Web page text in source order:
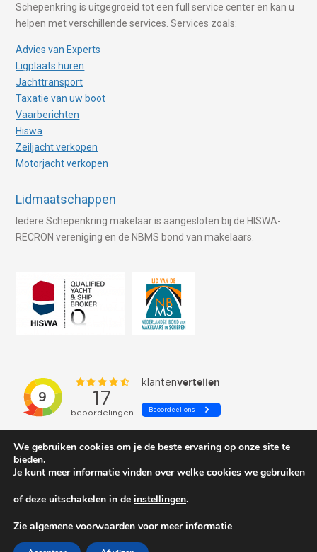
Schepenkring is uitgegroeid tot een full service center en kan u
helpen met verschillende services. Services zoals:
Advies van Experts
Ligplaats huren
Jachttransport
Taxatie van uw boot
Vaarberichten
Hiswa
Zeiljacht verkopen
Motorjacht verkopen
Lidmaatschappen
Iedere Schepenkring makelaar is aangesloten bij de HISWA-
RECRON vereniging en de NBMS bond van makelaars.
We gebruiken cookies om je de beste ervaring op onze site te
bieden.
Je kunt meer informatie vinden over welke cookies we gebruiken
of deze uitschakelen in de instellingen.
Zie algemene voorwaarden voor meer informatie